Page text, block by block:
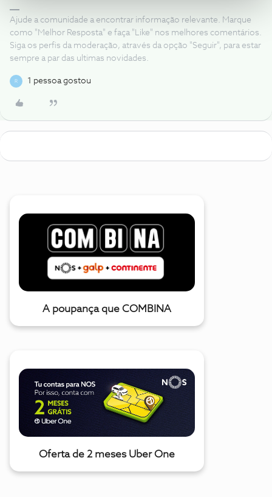
Ajude a comunidade a encontrar informação relevante. Marque
como "Melhor Resposta" e faça "Like" nos melhores comentários.
Siga os perfis da moderação, através da opção "Seguir", para estar
sempre a par das ultimas novidades.
R 1 pessoa gostou
A poupança que COMBINA
Oferta de 2 meses Uber One